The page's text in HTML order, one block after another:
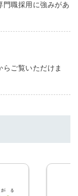
門職採用に強みがあ
ご覧いただけま
記事・資料が届く